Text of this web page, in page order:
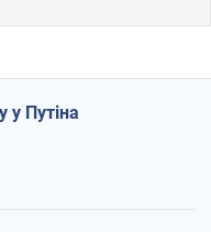
у Путіна